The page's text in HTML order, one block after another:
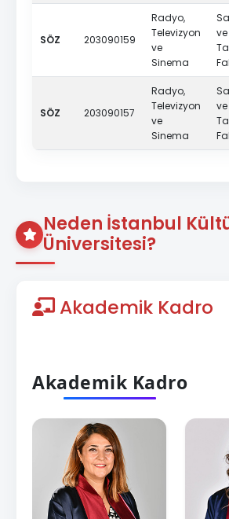
SÖZ 203090159
Radyo,
Televizyon
ve
Sinema
ve
SÖZ 203090157
Radyo,
Televizyon
ve
Sinema
ve
Neden İstanbul
Üniversitesi?
Akademik Kadro